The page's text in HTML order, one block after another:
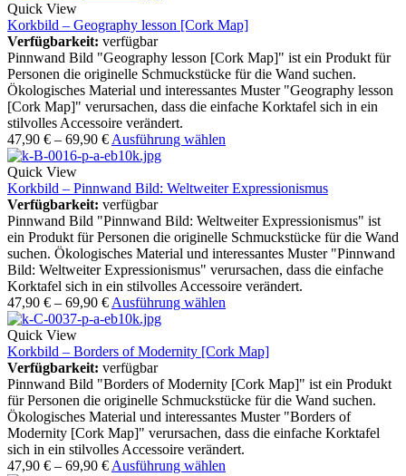
Quick View
Korkbild – Geography lesson [Cork Map]
Verfügbarkeit: verfügbar
Pinnwand Bild "Geography lesson [Cork Map]" ist ein Produkt für
Personen die originelle Schmuckstücke für die Wand suchen.
Ökologisches Material und interessantes Muster "Geography lesson
[Cork Map]" verursachen, dass die einfache Korktafel sich in ein
stilvolles Accessoire verändert.
47,90 € – 69,90 € Ausführung wählen
Quick View
Korkbild – Pinnwand Bild: Weltweiter Expressionismus
Verfügbarkeit: verfügbar
Pinnwand Bild "Pinnwand Bild: Weltweiter Expressionismus" ist
ein Produkt für Personen die originelle Schmuckstücke für die Wand
suchen. Ökologisches Material und interessantes Muster "Pinnwand
Bild: Weltweiter Expressionismus" verursachen, dass die einfache
Korktafel sich in ein stilvolles Accessoire verändert.
47,90 € – 69,90 € Ausführung wählen
Quick View
Korkbild – Borders of Modernity [Cork Map]
Verfügbarkeit: verfügbar
Pinnwand Bild "Borders of Modernity [Cork Map]" ist ein Produkt
für Personen die originelle Schmuckstücke für die Wand suchen.
Ökologisches Material und interessantes Muster "Borders of
Modernity [Cork Map]" verursachen, dass die einfache Korktafel
sich in ein stilvolles Accessoire verändert.
47,90 € – 69,90 € Ausführung wählen